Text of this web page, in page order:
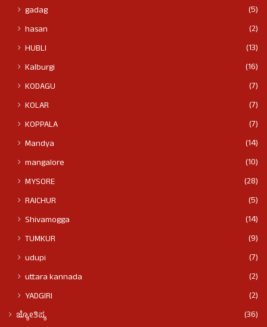
gadag
(5)
hasan
(2)
HUBLI
(13)
Kalburgi
(16)
KODAGU
(7)
KOLAR
(7)
KOPPALA
(7)
Mandya
(14)
mangalore
(10)
MYSORE
(28)
RAICHUR
(5)
Shivamogga
(14)
TUMKUR
(9)
udupi
(7)
uttara kannada
(2)
YADGIRI
(2)
ಜ್ಯೋತಿಷ್ಯ
(36)